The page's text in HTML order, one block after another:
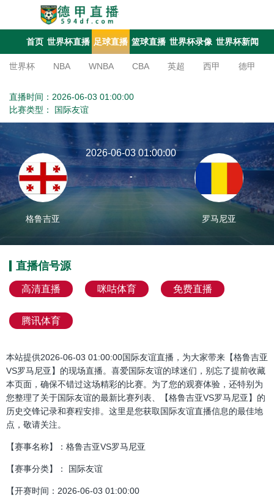
首页 世界杯直播 足球直播 篮球直播 世界杯录像 世界杯新闻
世界杯 NBA WNBA CBA 英超 西甲 德甲
亚冠杯
直播时间：2026-06-03 01:00:00
比赛类型： 国际友谊
格鲁吉亚
2026-06-03 01:00:00
-
罗马尼亚
直播信号源
高清直播 咪咕体育 免费直播
腾讯体育
本站提供2026-06-03 01:00:00国际友谊直播，为大家带来【格鲁吉亚
VS罗马尼亚】的现场直播。喜爱国际友谊的球迷们，别忘了提前收藏
本页面，确保不错过这场精彩的比赛。为了您的观赛体验，还特别为
您整理了关于国际友谊的最新比赛列表、【格鲁吉亚VS罗马尼亚】的
历史交锋记录和赛程安排。这里是您获取国际友谊直播信息的最佳地
点，敬请关注。
【赛事名称】：格鲁吉亚VS罗马尼亚
【赛事分类】： 国际友谊
【开赛时间：2026-06-03 01:00:00